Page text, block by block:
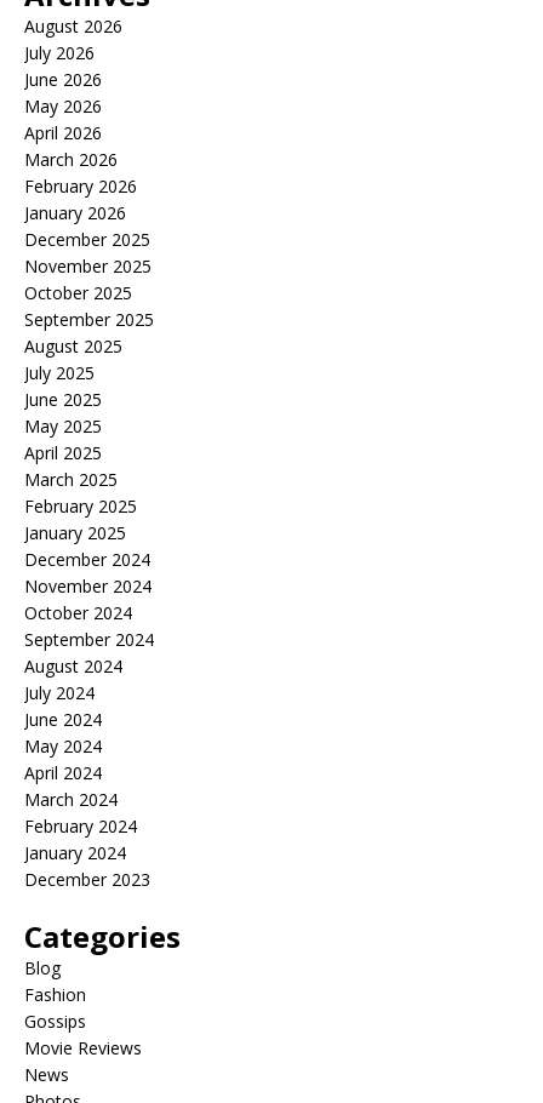
August 2026
July 2026
June 2026
May 2026
April 2026
March 2026
February 2026
January 2026
December 2025
November 2025
October 2025
September 2025
August 2025
July 2025
June 2025
May 2025
April 2025
March 2025
February 2025
January 2025
December 2024
November 2024
October 2024
September 2024
August 2024
July 2024
June 2024
May 2024
April 2024
March 2024
February 2024
January 2024
December 2023
Categories
Blog
Fashion
Gossips
Movie Reviews
News